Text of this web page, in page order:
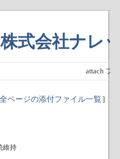
株式会社ナレ
attach プ
全ページの添付ファイル一覧]
維持